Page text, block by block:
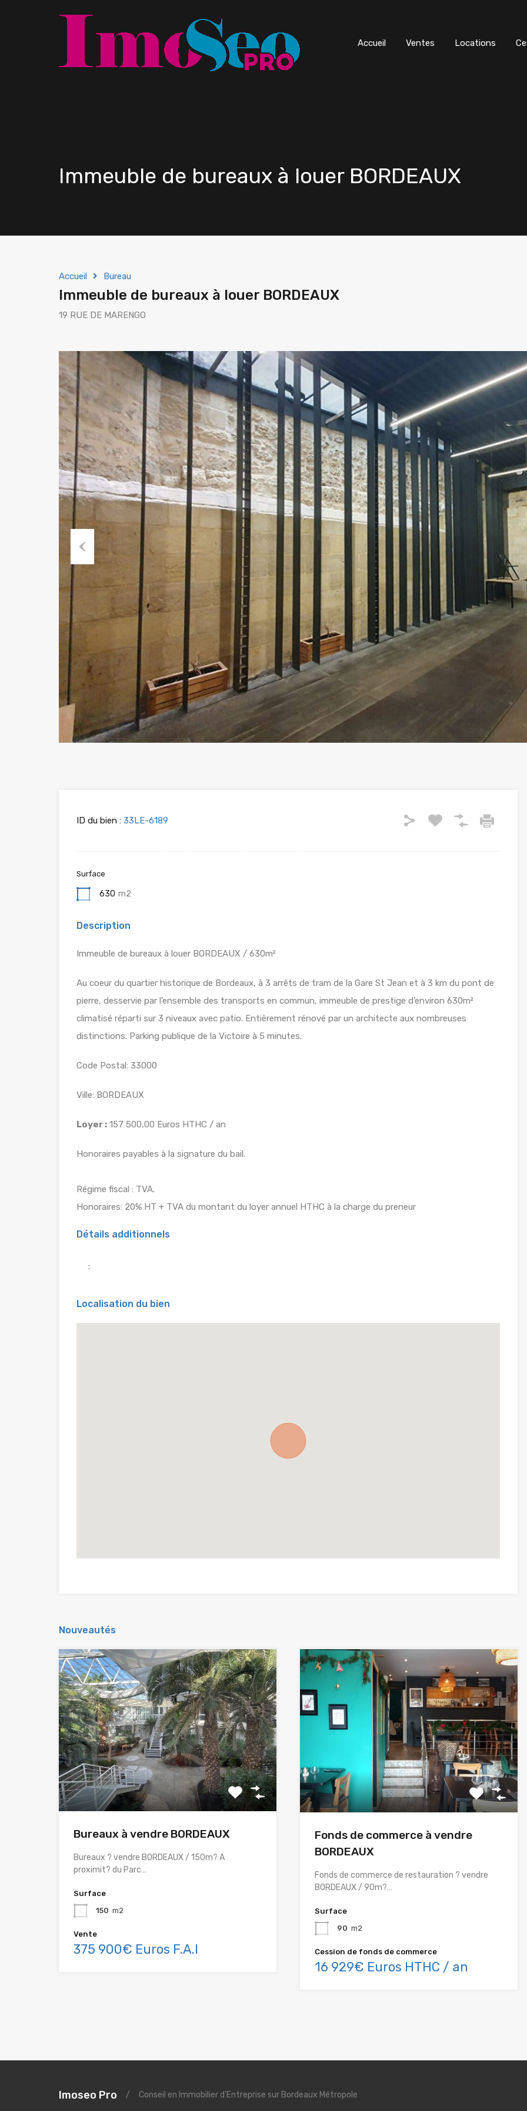
Accueil Ventes Locations
Immeuble de bureaux à louer BORDEAUX
Accueil Bureau
Immeuble de bureaux à louer BORDEAUX
19 RUE DE MARENGO
ID du bien : 33LE-6189
Surface
630 m2
Description
Immeuble de bureaux à louer BORDEAUX / 630m²
Au coeur du quartier historique de Bordeaux, à 3 arrêts de tram de la Gare St Jean et à 3 km du pont de
pierre, desservie par l’ensemble des transports en commun, immeuble de prestige d’environ 630m²
climatisé réparti sur 3 niveaux avec patio. Entièrement rénové par un architecte aux nombreuses
distinctions. Parking publique de la Victoire à 5 minutes.
Code Postal: 33000
Ville: BORDEAUX
Loyer : 157 500,00 Euros HTHC / an
Honoraires payables à la signature du bail.
Régime fiscal : TVA.
Honoraires: 20% HT + TVA du montant du loyer annuel HTHC à la charge du preneur
Détails additionnels
:
Localisation du bien
Nouveautés
Bureaux à vendre BORDEAUX
Bureaux ? vendre BORDEAUX / 150m? A
proximit? du Parc…
Surface
150 m2
Vente
375 900€ Euros F.A.I
Fonds de commerce à vendre
BORDEAUX
Fonds de commerce de restauration ? vendre
BORDEAUX / 90m?…
Surface
90 m2
Cession de fonds de commerce
16 929€ Euros HTHC / an
Imoseo Pro / Conseil en Immobilier d'Entreprise sur Bordeaux Métropole